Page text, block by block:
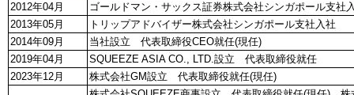
2012年04月
ゴールドマン・サックス証券株式会社シンガポール支社
2013年05月
トリップアドバイザー株式会社シンガポール支社入社
2014年09月
当社設立 代表取締役CEO就任(現任)
2019年04月
SQUEEZE ASIA CO., LTD.設立 代表取締役就任
2023年12月
株式会社GM設立 代表取締役就任(現任)